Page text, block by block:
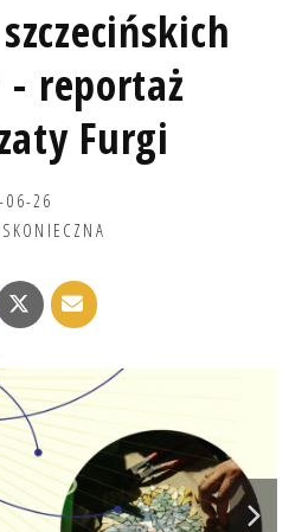
reportaż
Furgi
06-26